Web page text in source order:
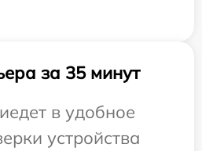
за 35 минут
в удобное
устройства